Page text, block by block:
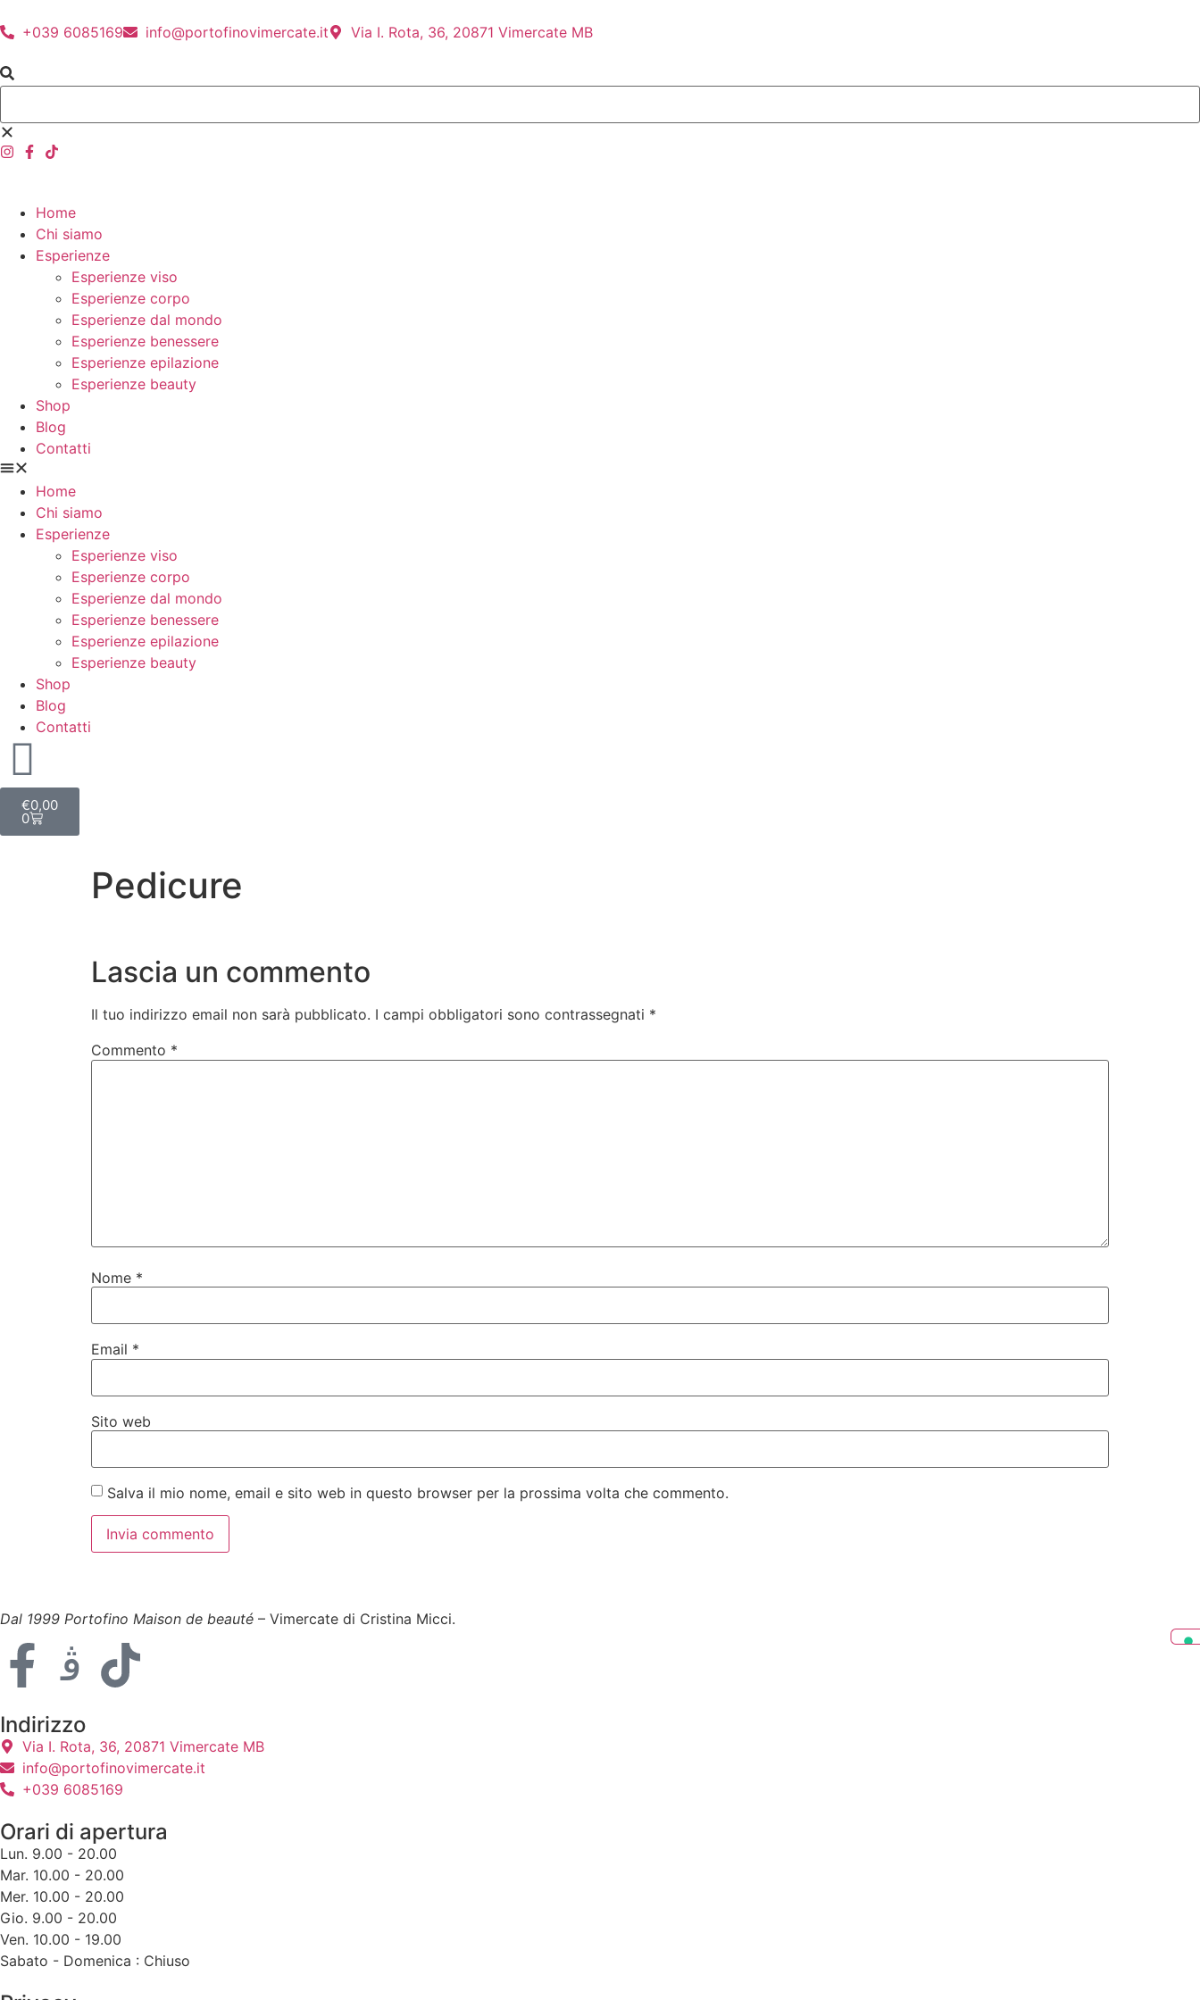
+039 6085169 info@portofinovimercate.it Via I. Rota, 36, 20871 Vimercate MB
Home
Chi siamo
Esperienze
Esperienze viso
Esperienze corpo
Esperienze dal mondo
Esperienze benessere
Esperienze epilazione
Esperienze beauty
Shop
Blog
Contatti
Home
Chi siamo
Esperienze
Esperienze viso
Esperienze corpo
Esperienze dal mondo
Esperienze benessere
Esperienze epilazione
Esperienze beauty
Shop
Blog
Contatti
€0,00
0
Pedicure
Lascia un commento
Il tuo indirizzo email non sarà pubblicato. I campi obbligatori sono contrassegnati *
Commento *
Nome *
Email *
Sito web
Salva il mio nome, email e sito web in questo browser per la prossima volta che commento.
Dal 1999 Portofino Maison de beauté – Vimercate di Cristina Micci.
Indirizzo
Via I. Rota, 36, 20871 Vimercate MB
info@portofinovimercate.it
+039 6085169
Orari di apertura
Lun. 9.00 - 20.00
Mar. 10.00 - 20.00
Mer. 10.00 - 20.00
Gio. 9.00 - 20.00
Ven. 10.00 - 19.00
Sabato - Domenica : Chiuso